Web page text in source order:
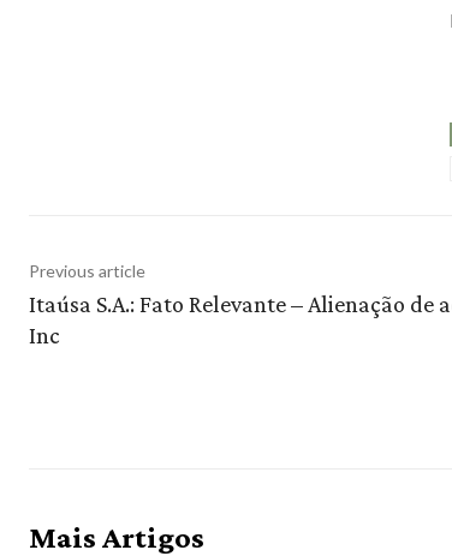
Previous article
Itaúsa S.A.: Fato Relevante – Alienação de
Inc
Mais Artigos